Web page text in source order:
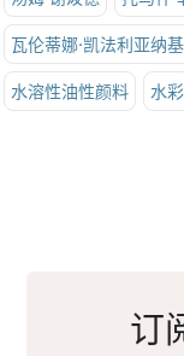
瓦伦蒂娜·凯法利亚纳
水溶性油性颜料 水彩
订